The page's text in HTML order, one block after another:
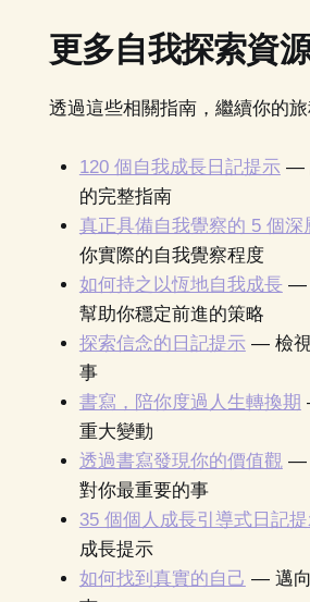
更多自我探索資
透過這些相關指南，繼續你的旅
120 個自我成長日記提示 —
的完整指南
真正具備自我覺察的 5 個深
你實際的自我覺察程度
如何持之以恆地自我成長—
幫助你穩定前進的策略
探索信念的日記提示 — 檢
事
書寫，陪你度過人生轉換期
重大變動
透過書寫發現你的價值觀—
對你最重要的事
35 個個人成長引導式日記
成長提示
如何找到真實的自己 — 邁